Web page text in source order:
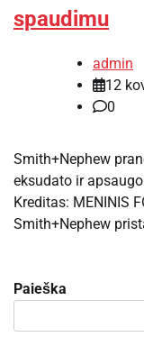
spaudimu
admin
12
0
Smith+Nephew
eksudato ir
Kreditas: MENINIS
Smith+Nephew
Paieška